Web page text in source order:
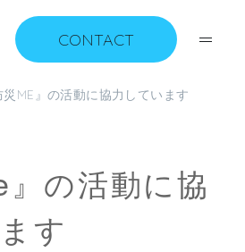
CONTACT
災ME』の活動に協力しています
』の活動に協
す